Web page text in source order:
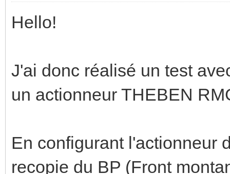
Hello!
J'ai donc réalisé un test
un actionneur THEBEN
En configurant l'actionneur
recopie du BP (Front